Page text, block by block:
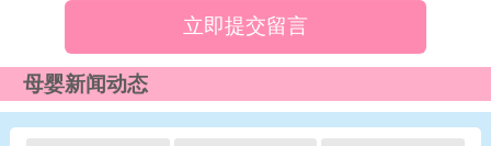
立即提交留言
母婴新闻动态